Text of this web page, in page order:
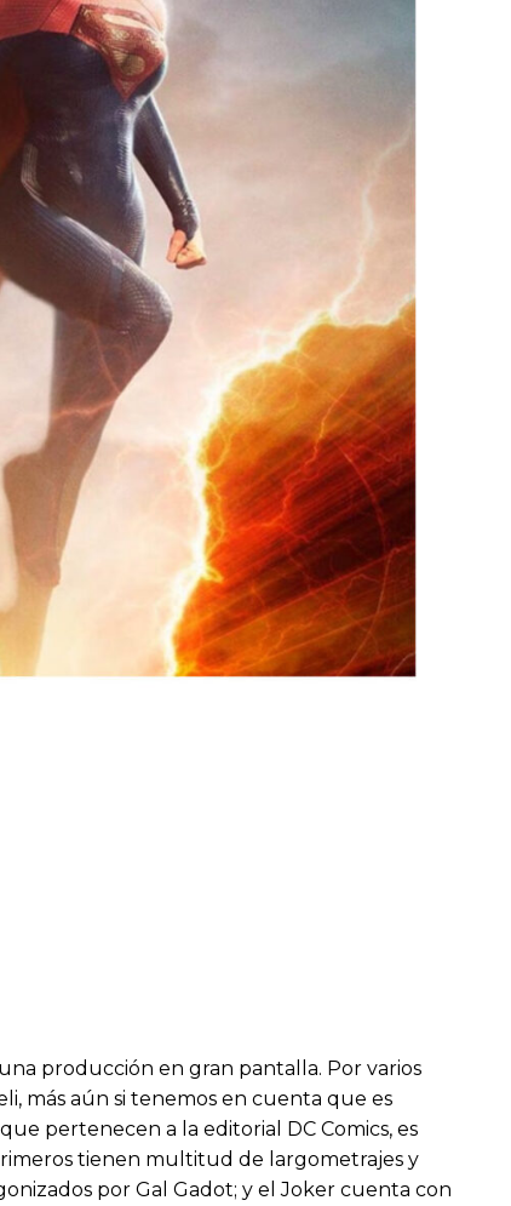
producción en gran pantalla. Por varios
más aún si tenemos en cuenta que es
pertenecen a la editorial DC Comics, es
tienen multitud de largometrajes y
por Gal Gadot; y el Joker cuenta con